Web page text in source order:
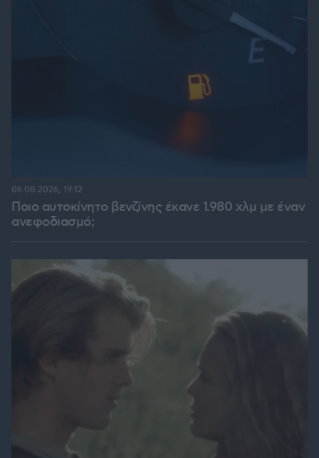
Ποιο αυτοκίνητο βενζίνης έκανε 1.980 χλμ με έναν
ανεφοδιασμό;
06.08.2026, 19:12